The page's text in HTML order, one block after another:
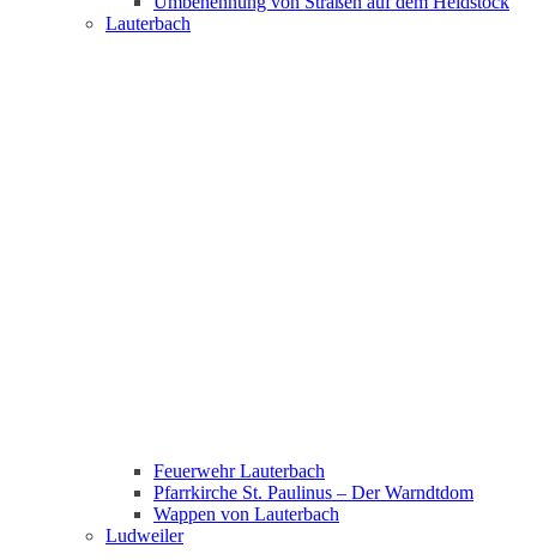
Lauterbach
Feuerwehr Lauterbach
Pfarrkirche St. Paulinus – Der Warndtdom
Wappen von Lauterbach
Ludweiler